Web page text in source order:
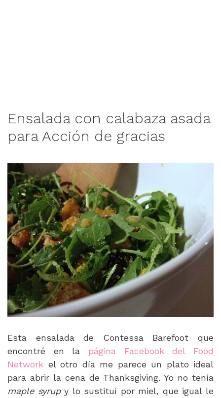
Ensalada con calabaza asada
para Acción de gracias
Esta ensalada de Contessa Barefoot que
encontré en la página Facebook del Food
Network el otro día me parece un plato ideal
para abrir la cena de Thanksgiving. Yo no tenía
maple syrupy lo sustituí por miel, que igual le